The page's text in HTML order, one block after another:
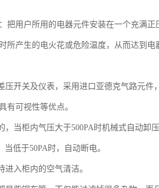
把用户所用的电器元件安装在一个充满
所产生的电火花或危险温度，从而达到电
压开关及仪表，采用进口亚德克气路元
有可视性等优点。
，当柜内气压大于500PA时机械式自动卸
低于50PA时，自动断电。
入柜内的空气清洁。